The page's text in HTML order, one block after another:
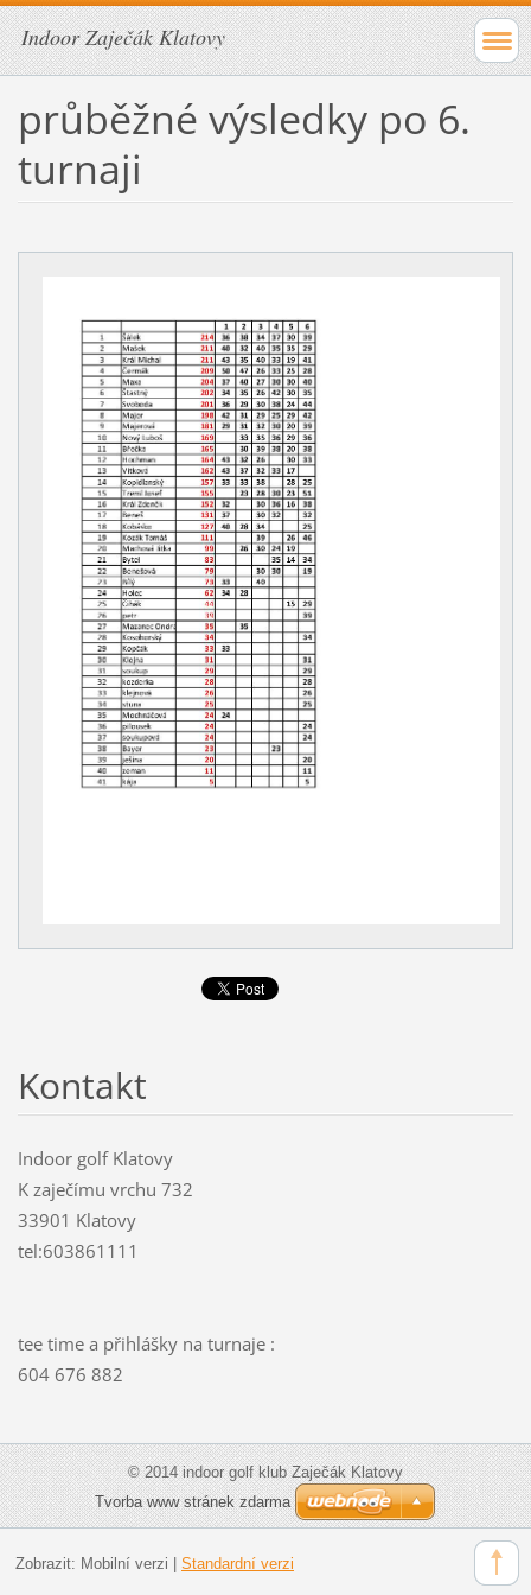
Indoor Zaječák Klatovy
průběžné výsledky po 6.
turnaji
Kontakt
Indoor golf Klatovy
K zaječímu vrchu 732
33901 Klatovy
tel:603861111
tee time a přihlášky na turnaje :
604 676 882
© 2014 indoor golf klub Zaječák Klatovy
Tvorba www stránek zdarma
Zobrazit: Mobilní verzi Standardní verzi